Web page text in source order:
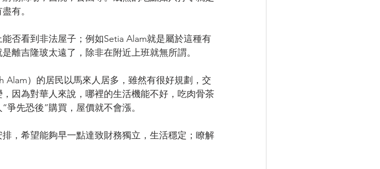
有。
否看到非法屋子；例如Setia Alam就是屬於這種有
離吉隆玻太遠了，除非在附近上班就無所謂。
Alam）的居民以馬來人居多，雖然有很好規劃，交
因為對華人來說，哪裡的生活機能不好，吃肉骨茶
先恐後”購買，屋價就不會漲。
，希望能夠早一點達致財務獨立，生活穩定；瞭解